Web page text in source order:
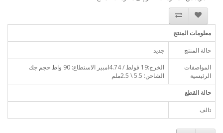
معلومات المنتج
حالة المنتج
جديد
المواصفات
الرئيسية
الخرج:19 فولط / 4.74امبير الاستطاع: 90 واط حجم جك
الشاحن: 5.5 \ 2.5ملم
حالة القطع
تالف